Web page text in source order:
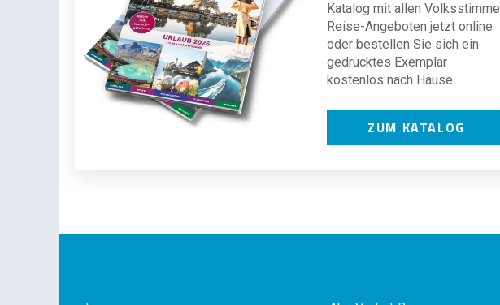
Katalog mit allen Volksstimme
Reise-Angeboten jetzt online
oder bestellen Sie sich ein
gedrucktes Exemplar
kostenlos nach Hause.
ZUM KATALOG